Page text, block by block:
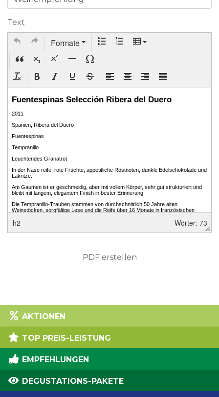
Text
Formate
h2 Wörter: 73
PDF erstellen
AKTIONEN
TOP PREIS-LEISTUNG
EMPFEHLUNGEN
DEGUSTATIONS-PAKETE